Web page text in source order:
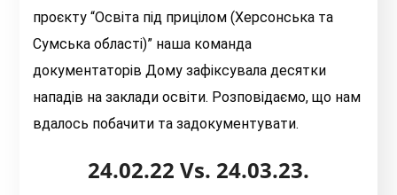
проєкту “Освіта під прицілом (Херсонська та
Сумська області)” наша команда
документаторів Дому зафіксувала десятки
нападів на заклади освіти. Розповідаємо, що нам
вдалось побачити та задокументувати.
24.02.22 Vs. 24.03.23.